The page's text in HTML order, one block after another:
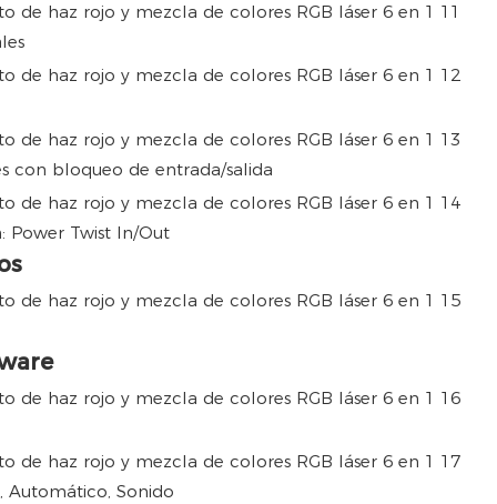
con bloqueo de entrada/salida
Power Twist In/Out
Automático, Sonido